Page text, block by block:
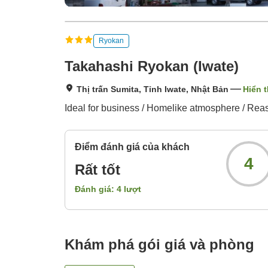
Ryokan
Takahashi Ryokan (Iwate)
Thị trấn Sumita, Tỉnh Iwate, Nhật Bản Hiển
Ideal for business / Homelike atmosphere /
Điểm đánh giá của khách
Rất tốt
Đánh giá: 4 lượt
4
Khám phá gói giá và phòng